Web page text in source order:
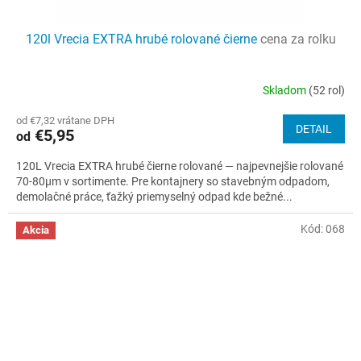
120l Vrecia EXTRA hrubé rolované čierne cena za rolku
produktu
je
z
5
hviezdičiek.
Skladom (52 rol)
od €7,32 vrátane DPH
od €5,95 DETAIL
120L Vrecia EXTRA hrubé čierne rolované — najpevnejšie rolované
70-80µm v sortimente. Pre kontajnery so stavebným odpadom,
demolačné práce, ťažký priemyselný odpad kde bežné...
Akcia Kód:068